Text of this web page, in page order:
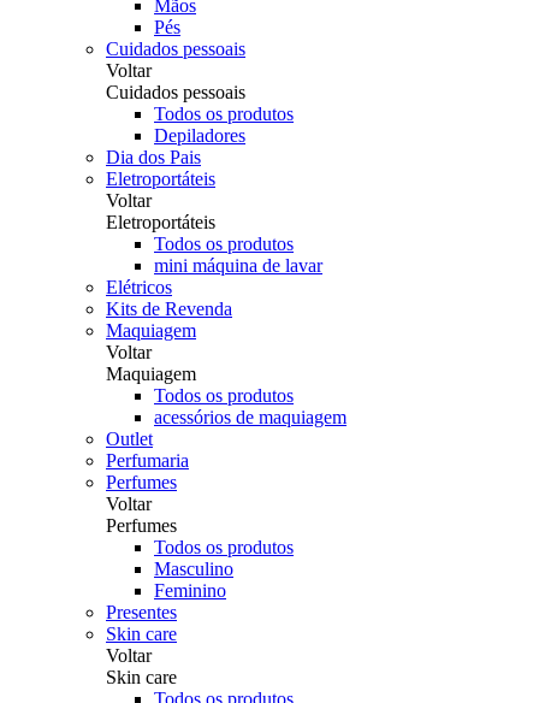
Mãos
Pés
Cuidados pessoais
Voltar
Cuidados pessoais
Todos os produtos
Depiladores
Dia dos Pais
Eletroportáteis
Voltar
Eletroportáteis
Todos os produtos
mini máquina de lavar
Elétricos
Kits de Revenda
Maquiagem
Voltar
Maquiagem
Todos os produtos
acessórios de maquiagem
Outlet
Perfumaria
Perfumes
Voltar
Perfumes
Todos os produtos
Masculino
Feminino
Presentes
Skin care
Voltar
Skin care
Todos os produtos